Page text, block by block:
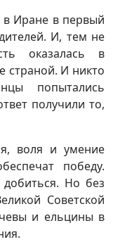
в Иране в первый
И, тем не
оказалась в
страной. И никто
попытались
получили то,
воля и умение
победу.
Но без
Советской
и ельцины в